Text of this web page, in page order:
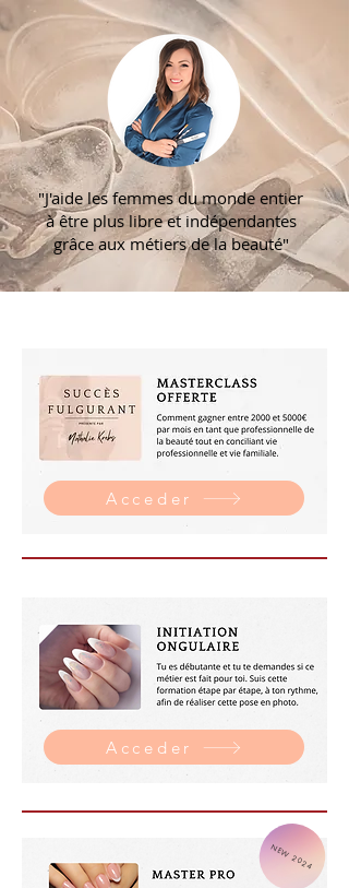
"J'aide les femmes du monde entier
à être plus libre et indépendantes
grâce aux métiers de la beauté"
Acceder
Acceder
NEW 2024